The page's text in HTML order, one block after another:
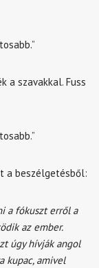
a szavakkal. Fuss
a beszélgetésből:
a fókuszt erről a
az ember.
úgy hívják angol
kupac, amivel